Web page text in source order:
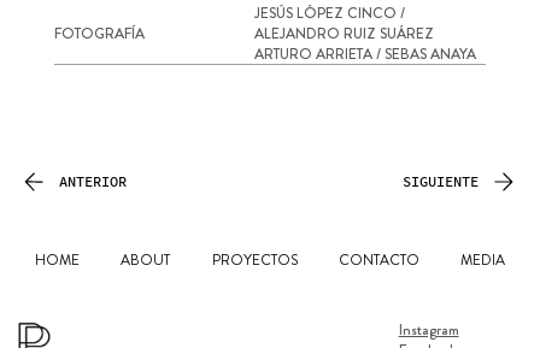
SIGUIENTE
ANTERIOR
FOTOGRAFÍA
JESÚS LÓPEZ CINCO /
ALEJANDRO RUIZ SUÁREZ
ARTURO ARRIETA / SEBAS ANAYA
HOME ABOUT PROYECTOS CONTACTO MEDIA
Instagram